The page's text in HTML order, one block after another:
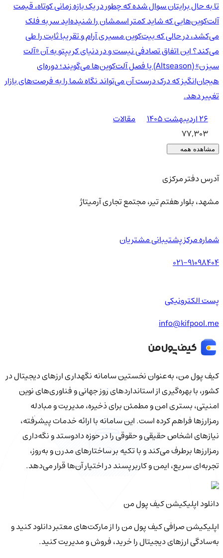
تا به حال برایتان سوال شده که چطور در یک بازه زمانی کوتاه، قیمت
آلت‌کوین‌هایی که شاید کمتر اسمشان را شنیده‌اید سر به فلک
می‌کشد، در حالی که بیت‌کوین مسیری آرام و تقریبا ثابت را طی
می‌کند؟ این اتفاق تصادفی نیست و در دنیای کریپتو به آن «آلت
سیزن» (Altseason) یا فصل آلت‌کوین‌ها می‌گویند؛ دوره‌ای
هیجان‌انگیز که درک درست آن می‌تواند نگاه شما را به فرصت‌های بازار
تغییر دهد.
۲۶ اردیبهشت ۱۴۰۵
مقالات
77,303
مشاهده همه
آدرس دفتر مرکزی
مشهد، بلوار هفتم تیر، مجتمع تجاری آرمیتاژ
شماره مرکز پشتیبانی مشتریان
021-91098404
پست الکترونیکی
info@kifpool.me
کیف‌ پول من، به‌عنوان نخستین سامانه نگهداری ارزهای دیجیتال در
کشور، با بهره‌گیری از استانداردهای روز جهانی و فناوری‌های نوین
امنیتی، بستری امن و مطمئن برای ذخیره، مدیریت و مبادله
رمزارزها فراهم کرده است. این سامانه با ارائه خدمات پیشرفته،
نیازهای اشخاص حقیقی و حقوقی را در حوزه دادوستد و نگه‌داری
رمزارزها برطرف می‌کند و با تکیه بر ساختارهای مدرن و به‌روز،
تجربه‌ای سریع، ایمن و کاربرپسند در اختیار آن‌ها قرار می‌دهد.
دانلود اپلیکیشن کیف‌ پول من
اپلیکیشن صرافی کیف پول من را از مارکت‌های معتبر دانلود کنید و
به‌سادگی ارزهای دیجیتال را خرید، فروش و مدیریت کنید.